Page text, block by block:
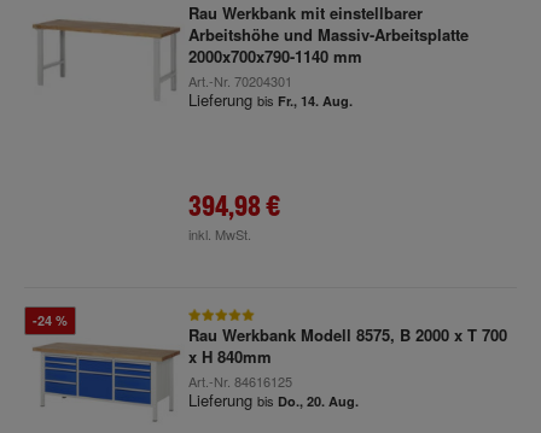
Rau Werkbank mit einstellbarer
Arbeitshöhe und Massiv-Arbeitsplatte
2000x700x790-1140 mm
Art.-Nr. 70204301
Lieferung bis Fr., 14. Aug.
394,98 €
inkl. MwSt.
-24 %
Rau Werkbank Modell 8575, B 2000 x T 700
x H 840mm
Art.-Nr. 84616125
Lieferung bis Do., 20. Aug.